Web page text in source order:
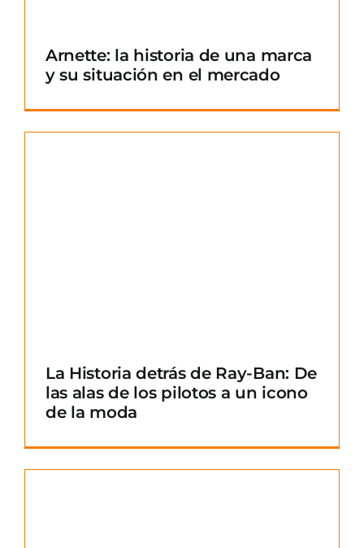
Arnette: la historia de una marca
y su situación en el mercado
La Historia detrás de Ray-Ban: De
las alas de los pilotos a un icono
de la moda